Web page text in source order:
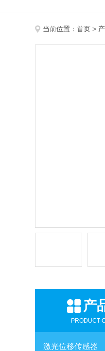
当前位置： 首页 >
产
PRODUCT
激光位移传感器